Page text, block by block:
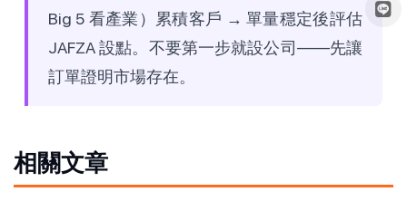
Big 5 看產業）累積客戶 → 單量穩定後評估
JAFZA 設點。不要第一步就設公司——先讓
訂單證明市場存在。
相關文章